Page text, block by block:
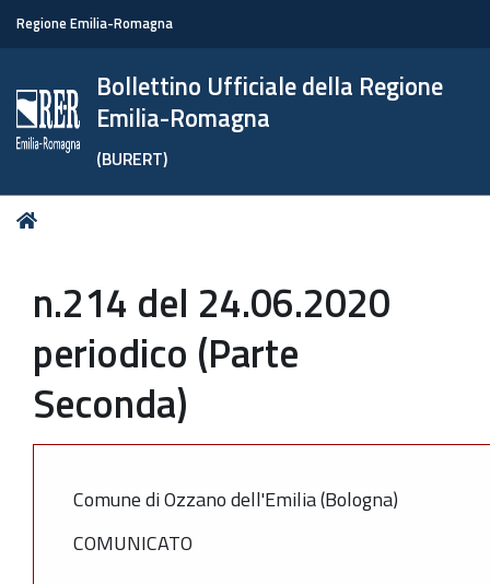
Regione Emilia-Romagna
Bollettino Ufficiale della Regione
Emilia-Romagna
(BURERT)
Tu
n.214 del 24.06.2020
periodico (Parte
Seconda)
Comune di Ozzano dell'Emilia (Bologna)
COMUNICATO